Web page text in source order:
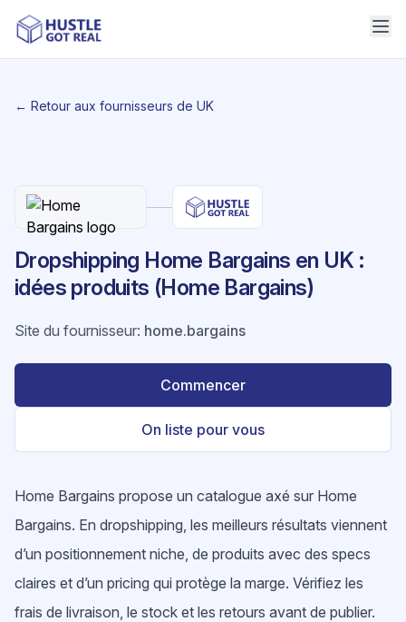
← Retour aux fournisseurs de UK
Dropshipping Home Bargains en UK :
idées produits (Home Bargains)
Site du fournisseur: home.bargains
Commencer
On liste pour vous
Home Bargains propose un catalogue axé sur Home
Bargains. En dropshipping, les meilleurs résultats viennent
d’un positionnement niche, de produits avec des specs
claires et d’un pricing qui protège la marge. Vérifiez les
frais de livraison, le stock et les retours avant de publier.